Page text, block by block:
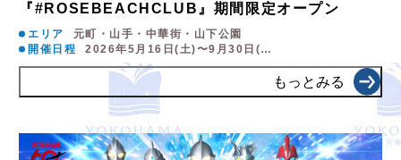
『#ROSEBEACHCLUB』期間限定オープン
エリア
元町・山手・中華街・山下公園
開催日程
2026年5月16日(土)〜9月30日(…
もっとみる